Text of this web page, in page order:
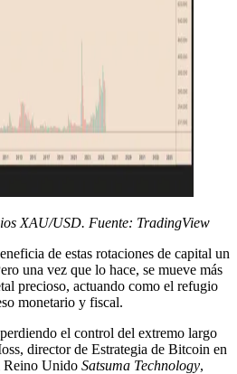
XAU/USD. Fuente: TradingView
de estas rotaciones de capital un
una vez que lo hace, se mueve más
precioso, actuando como el refugio
monetario y fiscal.
el control del extremo largo
director de Estrategia de Bitcoin en
Reino Unido Satsuma Technology,